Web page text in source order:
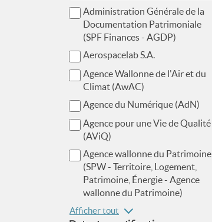
Administration Générale de la
Documentation Patrimoniale
(SPF Finances - AGDP)
Aerospacelab S.A.
Agence Wallonne de l'Air et du
Climat (AwAC)
Agence du Numérique (AdN)
Agence pour une Vie de Qualité
(AViQ)
Agence wallonne du Patrimoine
(SPW - Territoire, Logement,
Patrimoine, Énergie - Agence
wallonne du Patrimoine)
Afficher tout